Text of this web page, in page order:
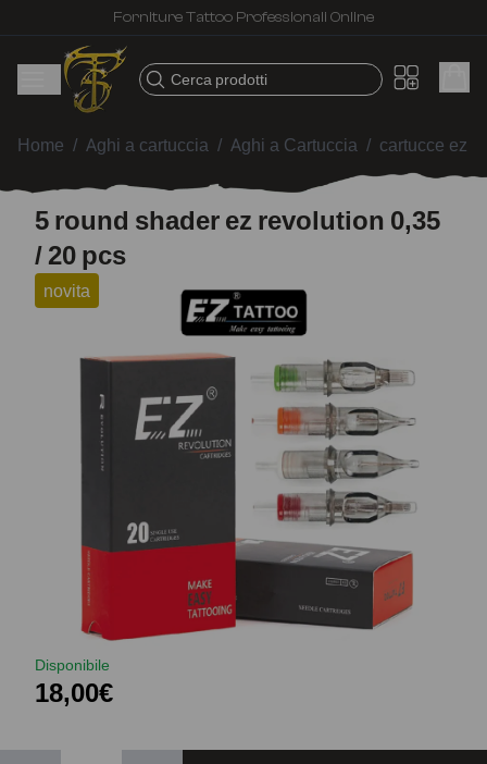
Forniture Tattoo Professionali Online
Cerca prodotti
Home / Aghi a cartuccia / Aghi a Cartuccia / cartucce ez
5 round shader ez revolution 0,35
/ 20 pcs
novita
Disponibile
18,00€